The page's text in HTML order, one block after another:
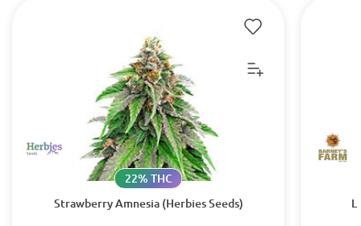
Strawberry Amnesia (Herbies Seeds)
22% THC